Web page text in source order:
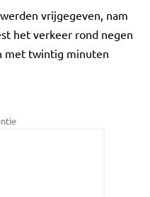
vrijgegeven, nam
het verkeer rond negen
met twintig minuten